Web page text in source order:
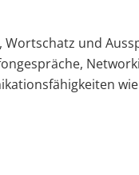
Wortschatz und